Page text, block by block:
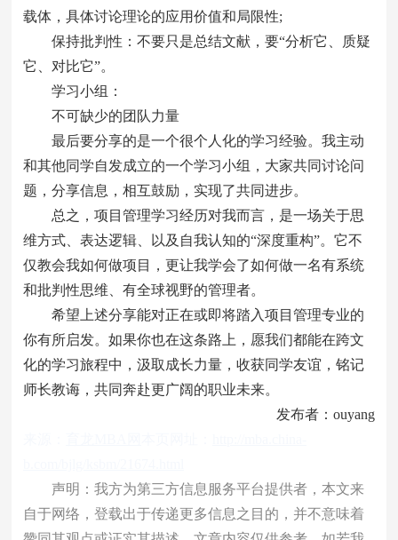
载体，具体讨论理论的应用价值和局限性;
保持批判性：不要只是总结文献，要“分析它、质疑
它、对比它”。
学习小组：
不可缺少的团队力量
最后要分享的是一个很个人化的学习经验。我主动
和其他同学自发成立的一个学习小组，大家共同讨论问
题，分享信息，相互鼓励，实现了共同进步。
总之，项目管理学习经历对我而言，是一场关于思
维方式、表达逻辑、以及自我认知的“深度重构”。它不
仅教会我如何做项目，更让我学会了如何做一名有系统
和批判性思维、有全球视野的管理者。
希望上述分享能对正在或即将踏入项目管理专业的
你有所启发。如果你也在这条路上，愿我们都能在跨文
化的学习旅程中，汲取成长力量，收获同学友谊，铭记
师长教诲，共同奔赴更广阔的职业未来。
发布者：ouyang
声明：我方为第三方信息服务平台提供者，本文来
自于网络，登载出于传递更多信息之目的，并不意味着